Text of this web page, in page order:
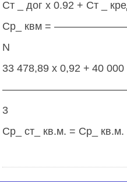
Ст _ дог х 0.92 + Ст _
Ср_ квм =
N
33 478,89 х 0,92 + 40 000
3
Ср_ ст_ кв.м. = Ср_